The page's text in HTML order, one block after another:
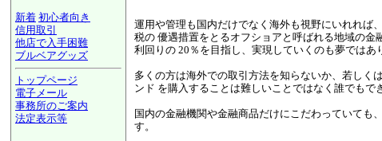
新着 初心者向き
信用取引
他店で入手困難
ブルベアグッズ
トップページ
電子メール
事務所のご案内
法定表示等
運用や管理も国内だけでなく海外も視野にいれれば
税の 優遇措置をとるオフショアと呼ばれる地域の
利回りの 20％を目指し、実現していくのも夢ではあ
多くの方は海外での取引方法を知らないか、若しく
ンド を購入することは難しいことではなく誰でもで
国内の金融機関や金融商品だけにこだわっていても
す。